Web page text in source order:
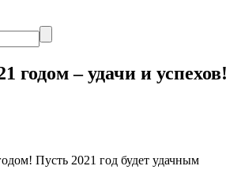
годом – удачи и успехов!